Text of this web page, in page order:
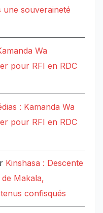
une souveraineté
Wa
pour RFI en RDC
: Kamanda Wa
pour RFI en RDC
Kinshasa : Descente
Makala,
confisqués